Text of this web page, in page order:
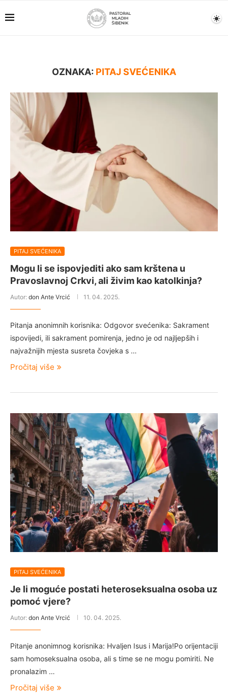
OZNAKA: PITAJ SVEĆENIKA
PITAJ SVEĆENIKA
Mogu li se ispovjediti ako sam krštena u
Pravoslavnoj Crkvi, ali živim kao katolkinja?
Autor: don Ante Vrcić 11. 04. 2025.
Pitanja anonimnih korisnika: Odgovor svećenika: Sakrament
ispovijedi, ili sakrament pomirenja, jedno je od najljepših i
najvažnijih mjesta susreta čovjeka s …
Pročitaj više
PITAJ SVEĆENIKA
Je li moguće postati heteroseksualna osoba uz
pomoć vjere?
Autor: don Ante Vrcić 10. 04. 2025.
Pitanje anonimnog korisnika: Hvaljen Isus i Marija!Po orijentaciji
sam homoseksualna osoba, ali s time se ne mogu pomiriti. Ne
pronalazim …
Pročitaj više